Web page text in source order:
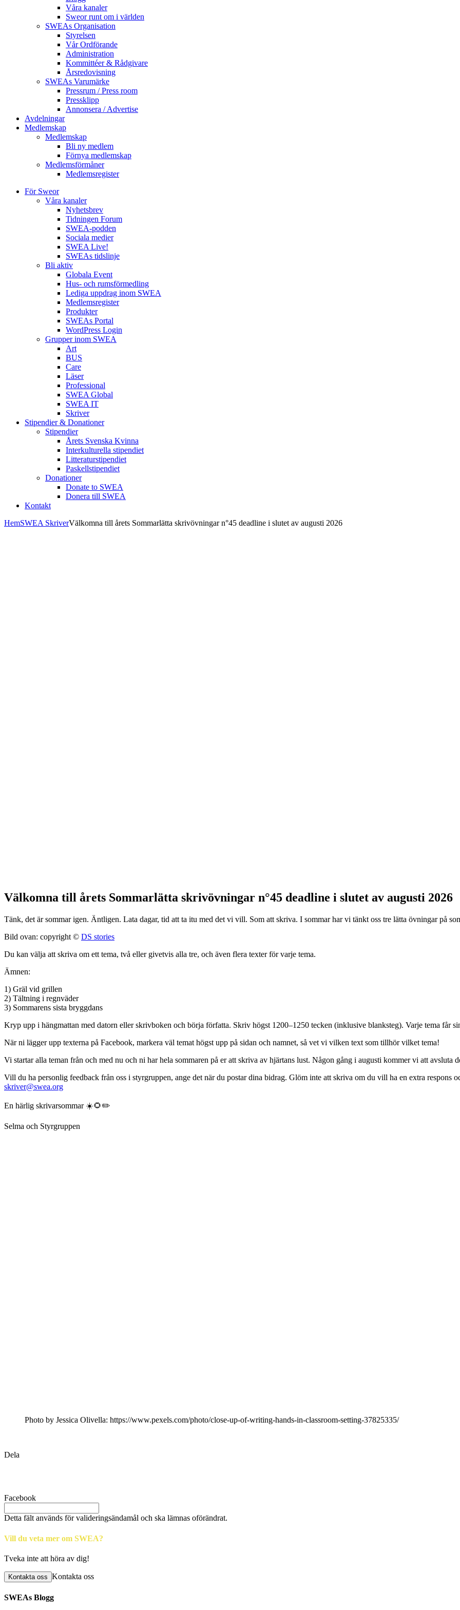
Våra kanaler
Sweor runt om i världen
SWEAs Organisation
Styrelsen
Vår Ordförande
Administration
Kommittéer & Rådgivare
Årsredovisning
SWEAs Varumärke
Pressrum / Press room
Pressklipp
Annonsera / Advertise
Avdelningar
Medlemskap
Medlemskap
Bli ny medlem
Förnya medlemskap
Medlemsförmåner
Medlemsregister
För Sweor
Våra kanaler
Nyhetsbrev
Tidningen Forum
SWEA-podden
Sociala medier
SWEA Live!
SWEAs tidslinje
Bli aktiv
Globala Event
Hus- och rumsförmedling
Lediga uppdrag inom SWEA
Medlemsregister
Produkter
SWEAs Portal
WordPress Login
Grupper inom SWEA
Art
BUS
Care
Läser
Professional
SWEA Global
SWEA IT
Skriver
Stipendier & Donationer
Stipendier
Årets Svenska Kvinna
Interkulturella stipendiet
Litteraturstipendiet
Paskellstipendiet
Donationer
Donate to SWEA
Donera till SWEA
Kontakt
HemSWEA SkriverVälkomna till årets Sommarlätta skrivövningar n°45 deadline i slutet av augusti 2026
Välkomna till årets Sommarlätta skrivövningar n°45 deadline i slutet av augusti 2026
Tänk, det är sommar igen. Äntligen. Lata dagar, tid att ta itu med det vi vill. Som att skriva. I sommar har vi tänkt oss tre lätta övningar på
Bild ovan: copyright © DS stories
Du kan välja att skriva om ett tema, två eller givetvis alla tre, och även flera texter för varje tema.
Ämnen:
1) Gräl vid grillen
2) Tältning i regnväder
3) Sommarens sista bryggdans
Kryp upp i hängmattan med datorn eller skrivboken och börja författa. Skriv högst 1200–1250 tecken (inklusive blanksteg). Varje tema får
När ni lägger upp texterna på Facebook, markera väl temat högst upp på sidan och namnet, så vet vi vilken text som tillhör vilket tema!
Vi startar alla teman från och med nu och ni har hela sommaren på er att skriva av hjärtans lust. Någon gång i augusti kommer vi att avsluta
Vill du ha personlig feedback från oss i styrgruppen, ange det när du postar dina bidrag. Glöm inte att skriva om du vill ha en extra respons
skriver@swea.org
En härlig skrivarsommar ☀️🌻✏️
Selma och Styrgruppen
Photo by Jessica Olivella: https://www.pexels.com/photo/close-up-of-writing-hands-in-classroom-setting-37825335/
Dela
Facebook
Detta fält används för valideringsändamål och ska lämnas oförändrat.
Vill du veta mer om SWEA?
Tveka inte att höra av dig!
Kontakta oss Kontakta oss
SWEAs Blogg